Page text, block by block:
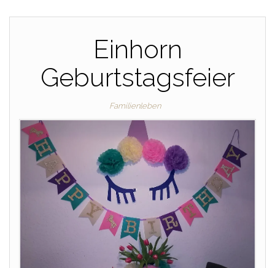
Einhorn
Geburtstagsfeier
Familienleben